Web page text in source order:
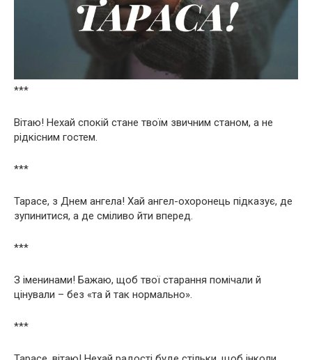
***
Вітаю! Нехай спокій стане твоїм звичним станом, а не
рідкісним гостем.
***
Тарасе, з Днем ангела! Хай ангел-охоронець підказує, де
зупинитися, а де сміливо йти вперед.
***
З іменинами! Бажаю, щоб твої старання помічали й
цінували – без «та й так нормально».
***